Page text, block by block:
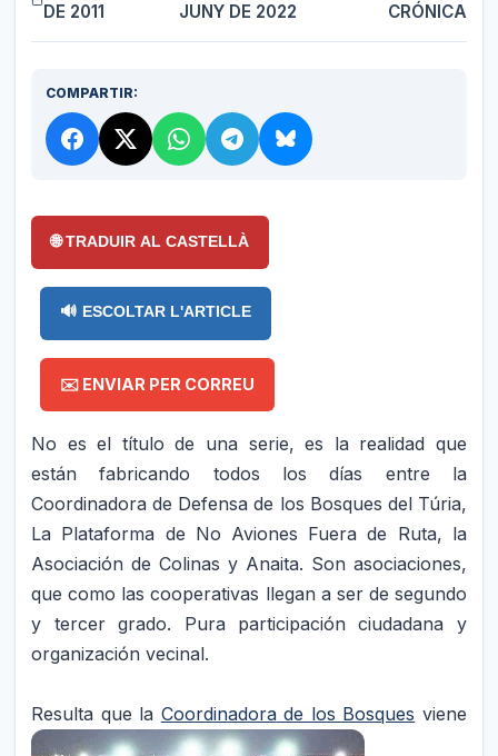
DE 2011
JUNY DE 2022
CRÓNICA
COMPARTIR:
🌐 TRADUIR AL CASTELLÀ
🔊 ESCOLTAR L'ARTICLE
✉️ ENVIAR PER CORREU
No es el título de una serie, es la realidad que
están fabricando todos los días entre la
Coordinadora de Defensa de los Bosques del Túria,
La Plataforma de No Aviones Fuera de Ruta, la
Asociación de Colinas y Anaita. Son asociaciones,
que como las cooperativas llegan a ser de segundo
y tercer grado. Pura participación ciudadana y
organización vecinal.
Resulta que la Coordinadorade los Bosques viene